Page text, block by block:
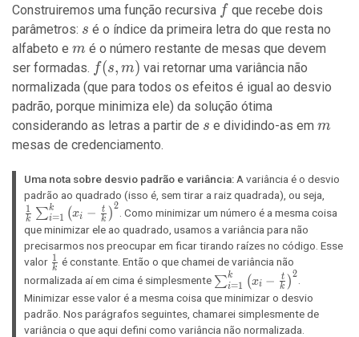
Construiremos uma função recursiva ff que recebe dois
parâmetros: s
s é o índice da primeira letra do que resta no
alfabeto e m
m é o número restante de mesas que devem
ser formadas. f(s,
m)
f(s, m) vai retornar uma variância não
normalizada (que para todos os efeitos é igual ao desvio
padrão, porque minimiza ele) da solução ótima
considerando as letras a partir de s
s e dividindo-as em m
m
mesas de credenciamento.
Uma nota sobre desvio padrão e variância: A variância é o desvio
padrão ao quadrado (isso é, sem tirar a raiz quadrada), ou seja,
k
1 ∑i=1
k (xi − k
t )2
. Como minimizar um número é a mesma coisa
que minimizar ele ao quadrado, usamos a variância para não
precisarmos nos preocupar em ficar tirando raízes no código. Esse
valor \frac{1}
{k}
k
1 é constante. Então o que chamei de variância não
normalizada aí em cima é simplesmente \sum_{i=1}^k
\left(x_i -
\frac{t}
{k}\right)^2
∑i=1
k (xi − k
t )2
.
Minimizar esse valor é a mesma coisa que minimizar o desvio
padrão. Nos parágrafos seguintes, chamarei simplesmente de
variância o que aqui defini como variância não normalizada.